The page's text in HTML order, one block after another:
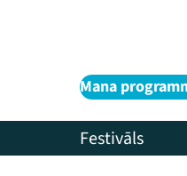
Mana
Festivāls